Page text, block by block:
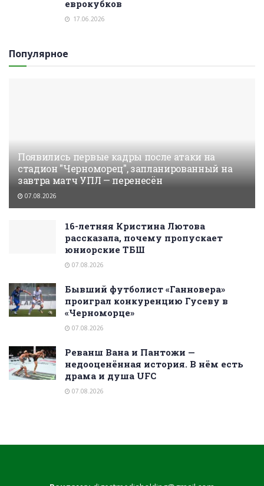
еврокубков
17.06.2026
Популярное
Появились первые кадры после атаки на
стадион "Черноморец", запланированный на
завтра матч УПЛ — перенесён
07.08.2026
16-летняя Кристина Лютова
рассказала, почему пропускает
юниорские ТБШ
07.08.2026
Бывший футболист «Ганновера»
проиграл конкуренцию Гусеву в
«Черноморце»
07.08.2026
Реванш Вана и Пантожи —
недооценённая история. В нём есть
драма и душа UFC
07.08.2026